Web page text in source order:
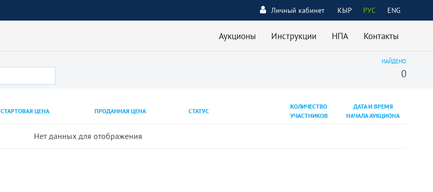
КЫР РУС ENG
Личный кабинет
Аукционы Инструкции НПА Контакты
НАЙДЕНО
0
СТАРТОВАЯ ЦЕНА ПРОДАННАЯ ЦЕНА СТАТУС
КОЛИЧЕСТВО
УЧАСТНИКОВ
ДАТА И ВРЕМЯ
НАЧАЛА АУКЦИОНА
Нет данных для отображения